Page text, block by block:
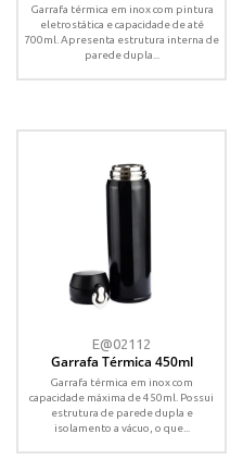
Garrafa térmica em inox com pintura
eletrostática e capacidade de até
700ml. Apresenta estrutura interna de
parede dupla...
E@02112
Garrafa Térmica 450ml
Garrafa térmica em inox com
capacidade máxima de 450ml. Possui
estrutura de parede dupla e
isolamento a vácuo, o que...